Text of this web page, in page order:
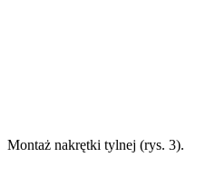
Montaż nakrętki tylnej (rys. 3).